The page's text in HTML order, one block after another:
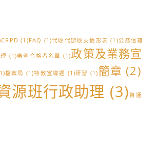
CRPD (1)FAQ (1)代收代辦收支情形表 (1)公務信箱
(1)審查合格者名單 (1)政策及業務宣
檔案局 (1)特教宣導週 (1)研習 (1) 簡章 (2)
源班行政助理 (3)資通